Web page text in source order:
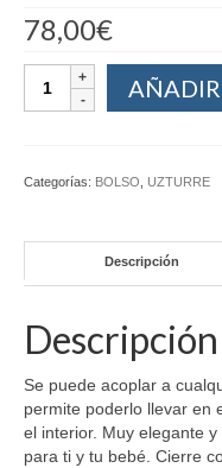
78,00€
Categorías: BOLSO UZTURRE
Descripción
Descripción
Se puede acoplar a
permite poderlo llevar en
el interior. Muy elegante
para ti y tu bebé. Cierre